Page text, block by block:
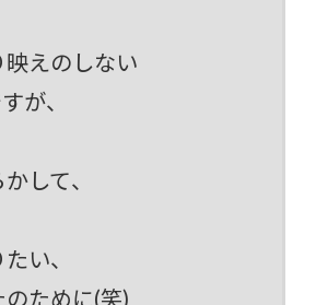
えのしない
が、
して、
い、
ために(笑)